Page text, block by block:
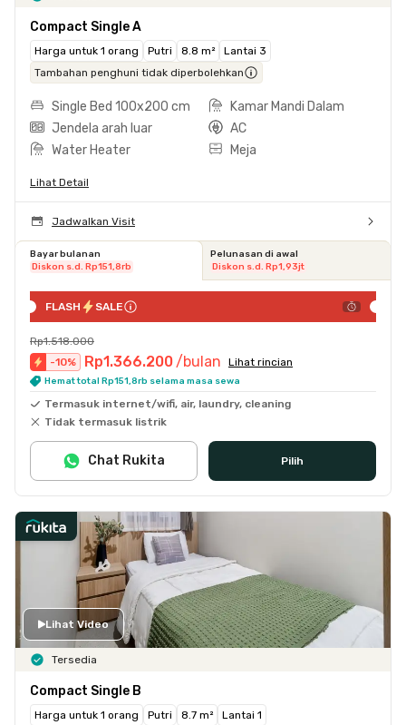
Compact Single A
Harga untuk 1 orang Putri 8.8 m²
Lantai 3
Tambahan penghuni tidak diperbolehkan
Single Bed 100x200 cm
Kamar Mandi Dalam
Jendela arah luar
AC
Water Heater
Meja
Lihat Detail
Jadwalkan Visit
Bayar bulanan
Diskon s.d. Rp151,8rb
Pelunasan di awal
Diskon s.d. Rp1,93jt
FLASH SALE
Rp1.518.000
-10% Rp1.366.200 /bulan Lihat rincian
Hemat total Rp151,8rb selama masa sewa
Termasuk internet/wifi, air, laundry, cleaning
Tidak termasuk listrik
Pilih
Chat Rukita
Lihat Video
Tersedia
Compact Single B
Harga untuk 1 orang Putri 8.7 m²
Lantai 1